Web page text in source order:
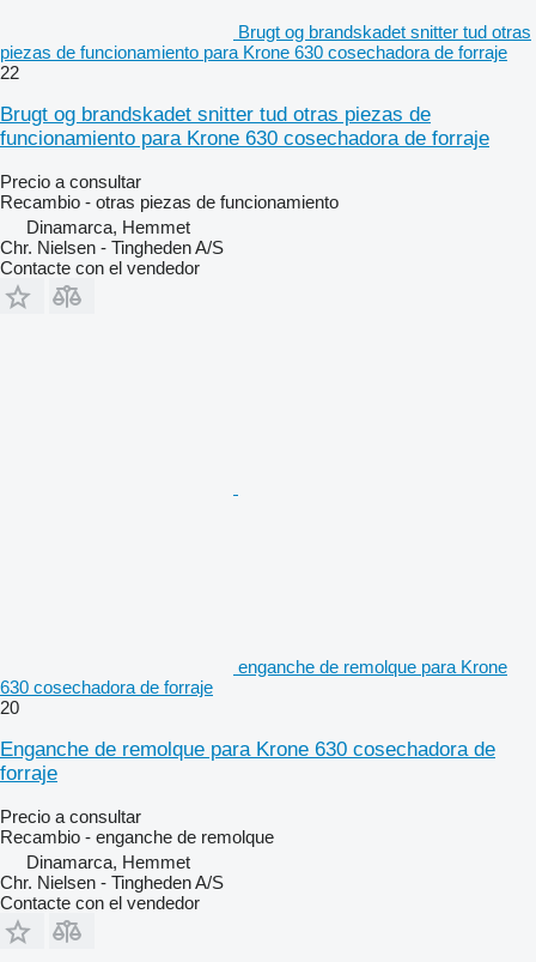
Brugt og brandskadet snitter tud otras
piezas de funcionamiento para Krone 630 cosechadora de forraje
22
Brugt og brandskadet snitter tud otras piezas de
funcionamiento para Krone 630 cosechadora de forraje
Precio a consultar
Recambio - otras piezas de funcionamiento
Dinamarca, Hemmet
Chr. Nielsen - Tingheden A/S
Contacte con el vendedor
enganche de remolque para Krone
630 cosechadora de forraje
20
Enganche de remolque para Krone 630 cosechadora de
forraje
Precio a consultar
Recambio - enganche de remolque
Dinamarca, Hemmet
Chr. Nielsen - Tingheden A/S
Contacte con el vendedor